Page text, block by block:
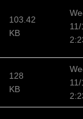
103.42
KB
128
KB